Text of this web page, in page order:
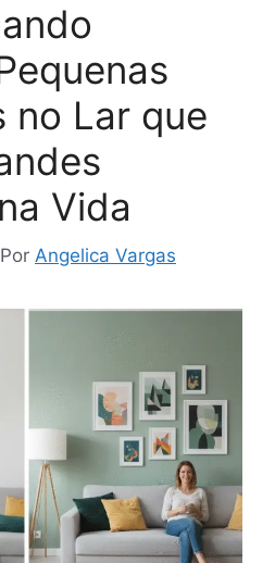
no Lar que
Vida
Por Angelica Vargas